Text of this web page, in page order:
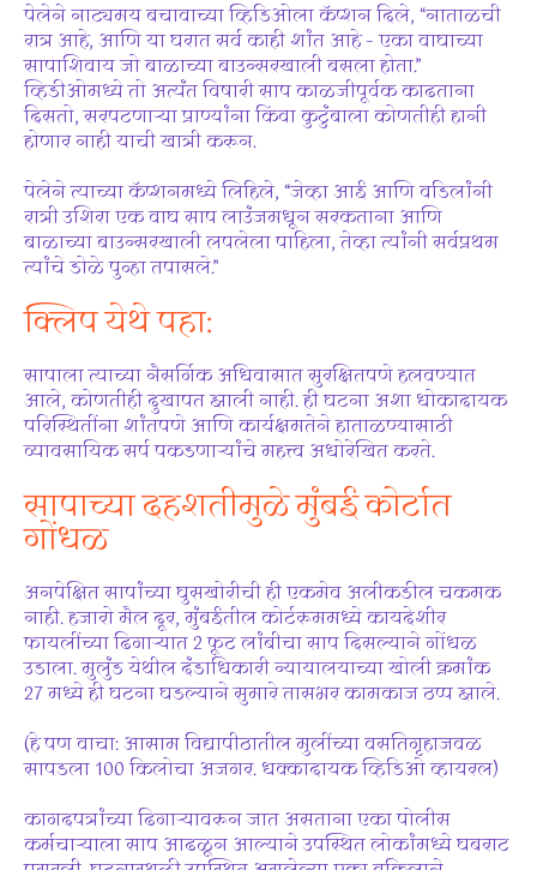
पेलेने नाट्यमय बचावाच्या व्हिडिओला कॅप्शन दिले, “नाताळची
रात्र आहे, आणि या घरात सर्व काही शांत आहे – एका वाघाच्या
सापाशिवाय जो बाळाच्या बाउन्सरखाली बसला होता.”
व्हिडीओमध्ये तो अत्यंत विषारी साप काळजीपूर्वक काढताना
दिसतो, सरपटणाऱ्या प्राण्यांना किंवा कुटुंबाला कोणतीही हानी
होणार नाही याची खात्री करून.
पेलेने त्याच्या कॅप्शनमध्ये लिहिले, “जेव्हा आई आणि वडिलांनी
रात्री उशिरा एक वाघ साप लाउंजमधून सरकताना आणि
बाळाच्या बाउन्सरखाली लपलेला पाहिला, तेव्हा त्यांनी सर्वप्रथम
त्यांचे डोळे पुन्हा तपासले.”
क्लिप येथे पहा:
सापाला त्याच्या नैसर्गिक अधिवासात सुरक्षितपणे हलवण्यात
आले, कोणतीही दुखापत झाली नाही. ही घटना अशा धोकादायक
परिस्थितींना शांतपणे आणि कार्यक्षमतेने हाताळण्यासाठी
व्यावसायिक सर्प पकडणाऱ्यांचे महत्त्व अधोरेखित करते.
सापाच्या दहशतीमुळे मुंबई कोर्टात
गोंधळ
अनपेक्षित सापांच्या घुसखोरीची ही एकमेव अलीकडील चकमक
नाही. हजारो मैल दूर, मुंबईतील कोर्टरूममध्ये कायदेशीर
फायलींच्या ढिगाऱ्यात 2 फूट लांबीचा साप दिसल्याने गोंधळ
उडाला. मुलुंड येथील दंडाधिकारी न्यायालयाच्या खोली क्रमांक
27 मध्ये ही घटना घडल्याने सुमारे तासभर कामकाज ठप्प झाले.
(हे पण वाचा: आसाम विद्यापीठातील मुलींच्या वसतिगृहाजवळ
सापडला 100 किलोचा अजगर. धक्कादायक व्हिडिओ व्हायरल)
कागदपत्रांच्या ढिगाऱ्यावरून जात असताना एका पोलीस
कर्मचाऱ्याला साप आढळून आल्याने उपस्थित लोकांमध्ये घबराट